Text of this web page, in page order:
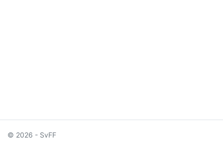
© 2026 - SvFF